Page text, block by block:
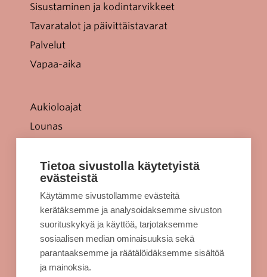
Sisustaminen ja kodintarvikkeet
Tavaratalot ja päivittäistavarat
Palvelut
Vapaa-aika
Aukioloajat
Lounas
Jellonaparkki lapsille
Kulkuyhteydet
Rekisteriseloste
Evästeet
Sellon intra
Tietoa sivustolla käytetyistä
evästeistä
Käytämme sivustollamme evästeitä
kerätäksemme ja analysoidaksemme sivuston
suorituskykyä ja käyttöä, tarjotaksemme
sosiaalisen median ominaisuuksia sekä
parantaaksemme ja räätälöidäksemme sisältöä
ja mainoksia.